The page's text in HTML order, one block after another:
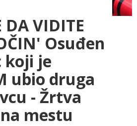
DA VIDITE
Osuđen
koji je
ubio druga
- Žrtva
mestu